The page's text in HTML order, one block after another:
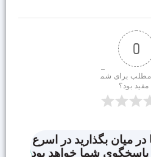
0
مطلب برای شم
مفید بود؟